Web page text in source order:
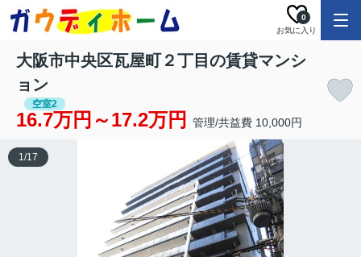
お気に入り
0
大阪市中央区瓦屋町２丁目の賃貸マンシ
ョン
空室2
16.7万円～17.2万円 管理/共益費 10,000円
1/17